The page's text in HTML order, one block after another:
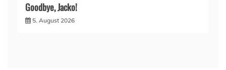
Goodbye, Jacko!
5. August 2026